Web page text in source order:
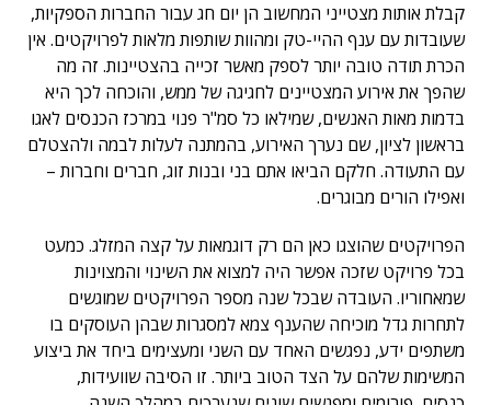
קבלת אותות מצטייני המחשוב הן יום חג עבור החברות הספקיות,
שעובדות עם ענף ההיי-טק ומהוות שותפות מלאות לפרויקטים. אין
הכרת תודה טובה יותר לספק מאשר זכייה בהצטיינות. זה מה
שהפך את אירוע המצטיינים לחגיגה של ממש, והוכחה לכך היא
בדמות מאות האנשים, שמילאו כל סמ"ר פנוי במרכז הכנסים לאגו
בראשון לציון, שם נערך האירוע, בהמתנה לעלות לבמה ולהצטלם
עם התעודה. חלקם הביאו אתם בני ובנות זוג, חברים וחברות –
ואפילו הורים מבוגרים.
הפרויקטים שהוצגו כאן הם רק דוגמאות על קצה המזלג. כמעט
בכל פרויקט שזכה אפשר היה למצוא את השינוי והמצוינות
שמאחוריו. העובדה שבכל שנה מספר הפרויקטים שמוגשים
לתחרות גדל מוכיחה שהענף צמא למסגרות שבהן העוסקים בו
משתפים ידע, נפגשים האחד עם השני ומעצימים ביחד את ביצוע
המשימות שלהם על הצד הטוב ביותר. זו הסיבה שוועידות,